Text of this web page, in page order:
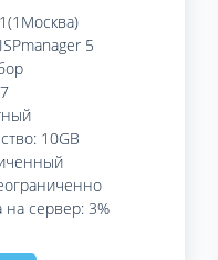
5
10GB
на сервер: 3%